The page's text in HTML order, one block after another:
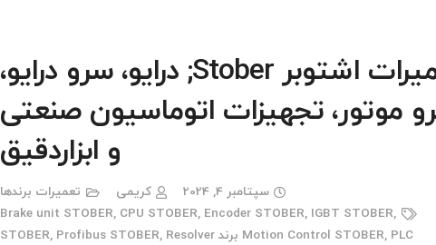
تعمیرات اشتوبر Stober; درایو، سرو درایو،
موتور، تجهیزات اتوماسیون صنعتی
و ابزاردقیق
سپتامبر 4, 2024 کریمی
تعمیرات برندها
Brake unit STOBER, CPU STOBER, Encoder STOBER, IGBT STOBER,
Motion Control STOBER, PLC برند STOBER , Profibus STOBER, Resolver